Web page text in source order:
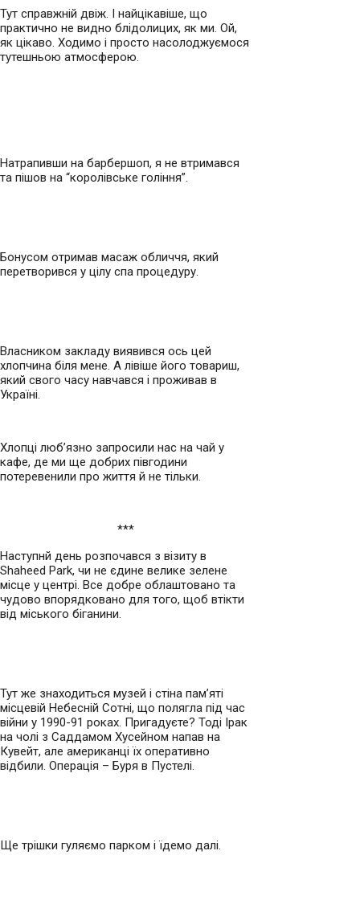
Тут справжній двіж. І найцікавіше, що
практично не видно блідолицих, як ми. Ой,
як цікаво. Ходимо і просто насолоджуємося
тутешньою атмосферою.
Натрапивши на барбершоп, я не втримався
та пішов на “королівське гоління”.
Бонусом отримав масаж обличчя, який
перетворився у цілу спа процедуру.
Власником закладу виявився ось цей
хлопчина біля мене. А лівіше його товариш,
який свого часу навчався і проживав в
Україні.
Хлопці люб’язно запросили нас на чай у
кафе, де ми ще добрих півгодини
потеревенили про життя й не тільки.
***
Наступнй день розпочався з візиту в
Shaheed Park, чи не єдине велике зелене
місце у центрі. Все добре облаштовано та
чудово впорядковано для того, щоб втікти
від міського біганини.
Тут же знаходиться музей і стіна пам’яті
місцевій Небесній Сотні, що полягла під час
війни у 1990-91 роках. Пригадуєте? Тоді Ірак
на чолі з Саддамом Хусейном напав на
Кувейт, але американці їх оперативно
відбили. Операція – Буря в Пустелі.
Ще трішки гуляємо парком і їдемо далі.